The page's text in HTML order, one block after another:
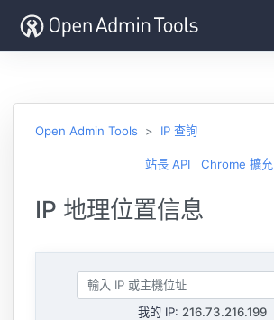
Open Admin Tools IP 查詢
站長 API Chrome 擴充
IP 地理位置信息
我的 IP: 216.73.216.199